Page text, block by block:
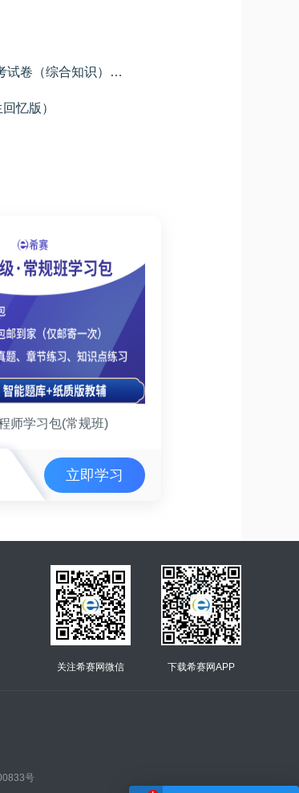
2026年上半年数据库系统工程师第二期模考试卷（综合知识）学员专用
忆版）
师学习包(常规班)
立即学习
关注希赛网微信 下载希赛网APP
号